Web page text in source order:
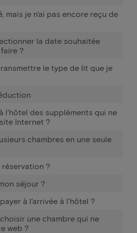
mais je n'ai pas encore reçu de
la date souhaitée
?
le type de lit que je
l'hôtel des suppléments qui ne
Internet ?
chambres en une seule
réservation ?
séjour ?
à l'arrivée à l'hôtel ?
une chambre qui ne
web ?